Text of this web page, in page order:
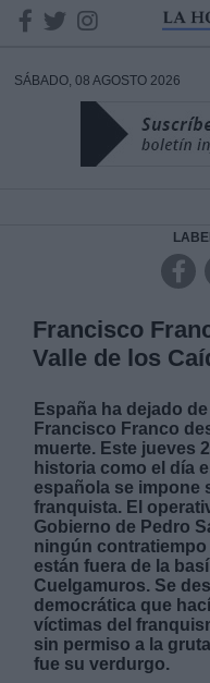
SÁBADO, 08 AGOSTO 2026
Francisco
Valle de los
España ha dejado
Francisco Franco
muerte. Este jueves
historia como el día
española se impone
franquista. El
Gobierno de Pedro
ningún contratiempo
están fuera de la
Cuelgamuros. Se
democrática que
víctimas del
sin permiso a la
fue su verdurgo.
DATOS
Responsable:
Destinatarios:
Derechos: